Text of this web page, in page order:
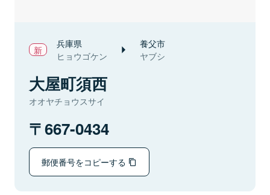
兵庫県
ヒョウゴケン
養父市
ヤブシ
大屋町須西
オオヤチョウスサイ
667-0434
郵便番号をコピーする